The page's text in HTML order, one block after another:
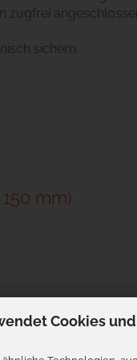
Cookies
zugfrei
sichern.
mm)